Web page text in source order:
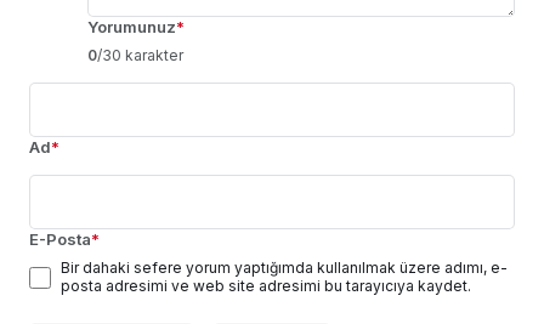
Yorumunuz*
0/30 karakter
Ad*
E-Posta*
Bir dahaki sefere yorum yaptığımda kullanılmak üzere adımı, e-
posta adresimi ve web site adresimi bu tarayıcıya kaydet.